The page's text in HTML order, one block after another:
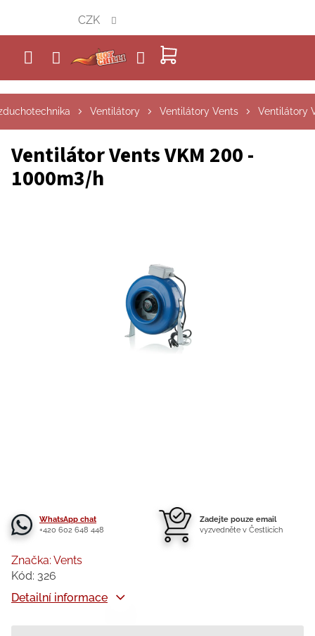
obsah
NÁKUPNÍ
KOŠÍK
CZK
Ventilátory Ventilátory Vents Ventilátory
Ventilátor Vents VKM 200 -
1000m3/h
WhatsApp chat
+420 602 648 448
Zadejte pouze email
vyzvedněte v Čestlicích
Detailní informace
Značka: Vents
Kód: 326